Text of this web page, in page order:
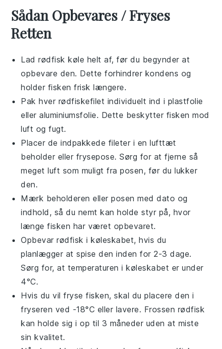
Sådan Opbevares / Fryses
Retten
Ladrødfisk køle helt af, før du begynder at
opbevare den. Dette forhindrer kondens og
holder fisken frisk længere.
Pak hver rødfiskefilet individuelt ind i plastfolie
eller aluminiumsfolie. Dette beskytter fisken mod
luft og fugt.
Placer de indpakkede fileter i en lufttæt
beholder eller frysepose. Sørg for at fjerne så
meget luft som muligt fra posen, før du lukker
den.
Mærk beholderen eller posen med dato og
indhold, så du nemt kan holde styr på, hvor
længe fisken har været opbevaret.
Opbevarrødfisk i køleskabet, hvis du
planlægger at spise den inden for 2-3 dage.
Sørg for, at temperaturen i køleskabet er under
4°C.
Hvis du vil fryse fisken, skal du placere den i
fryseren ved -18°C eller lavere. Frossen rødfisk
kan holde sig i op til 3 måneder uden at miste
sin kvalitet.